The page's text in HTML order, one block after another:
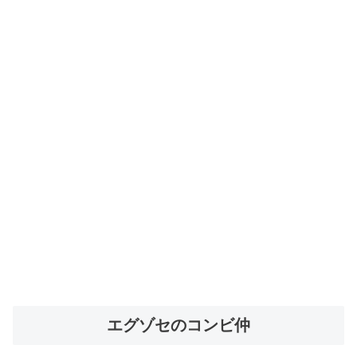
エグゾセのコンビ仲